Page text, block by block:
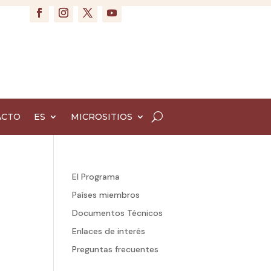
ES MICROSITIOS
El Programa
Países miembros
Documentos Técnicos
Enlaces de interés
Preguntas frecuentes